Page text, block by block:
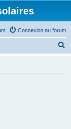
Connexion au forum